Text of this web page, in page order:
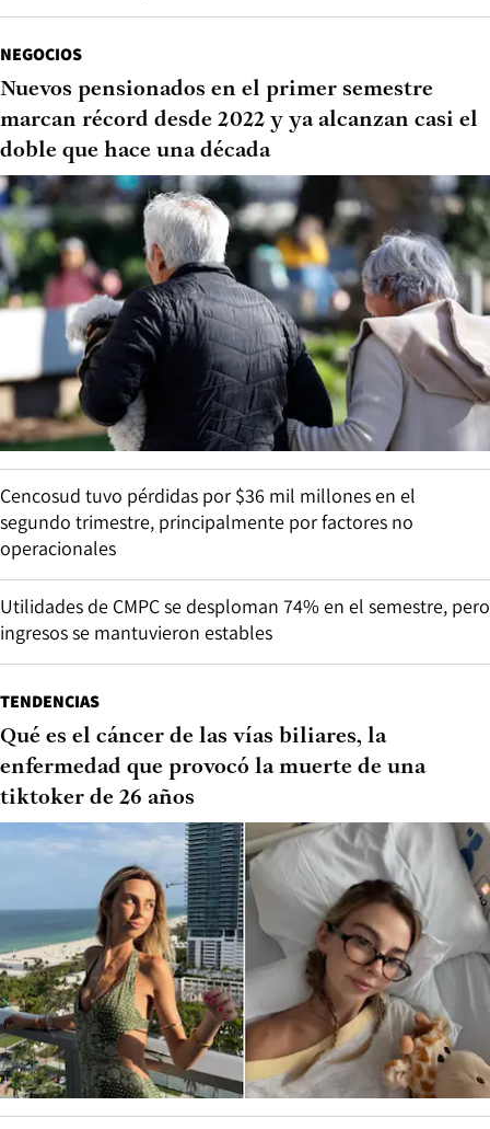
NEGOCIOS
Nuevos pensionados en el primer semestre
marcan récord desde 2022 y ya alcanzan casi el
doble que hace una década
Cencosud tuvo pérdidas por $36 mil millones en el
segundo trimestre, principalmente por factores no
operacionales
Utilidades de CMPC se desploman 74% en el semestre, pero
ingresos se mantuvieron estables
TENDENCIAS
Qué es el cáncer de las vías biliares, la
enfermedad que provocó la muerte de una
tiktoker de 26 años